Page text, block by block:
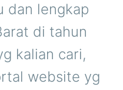
dan lengkap
di tahun
kalian cari,
website yg